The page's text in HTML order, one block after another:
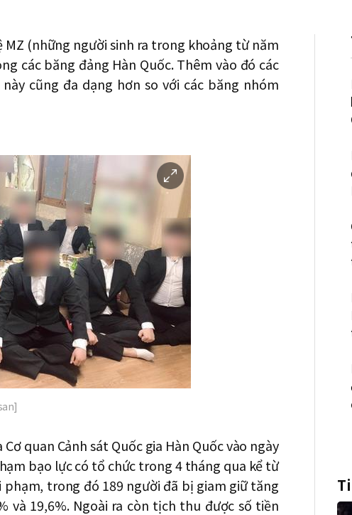
(những người sinh ra trong khoảng từ năm
các băng đảng Hàn Quốc. Thêm vào đó các
cũng đa dạng hơn so với các băng nhóm
이
미
확
대
quan Cảnh sát Quốc gia Hàn Quốc vào ngày
bạo lực có tổ chức trong 4 tháng qua kể từ
trong đó 189 người đã bị giam giữ tăng
và 19,6%. Ngoài ra còn tịch thu được số tiền